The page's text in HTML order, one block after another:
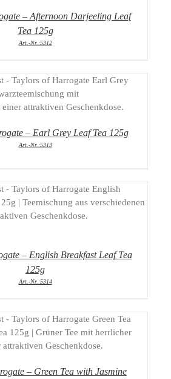
– Afternoon Darjeeling Leaf
Tea 125g
Art.-Nr.:5312
DETAILS
– Earl Grey Leaf Tea 125g
Art.-Nr.:5313
DETAILS
– English Breakfast Leaf Tea
125g
Art.-Nr.:5314
DETAILS
– Green Tea with Jasmine